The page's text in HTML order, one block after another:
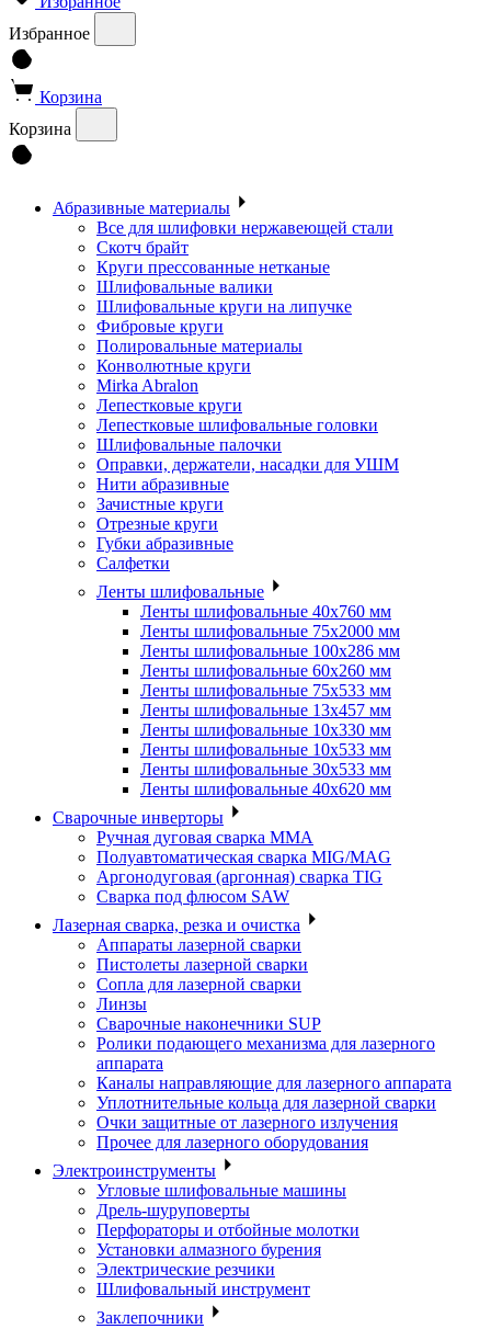
Избранное
Корзина
Корзина
Абразивные материалы
Все для шлифовки нержавеющей стали
Скотч брайт
Круги прессованные нетканые
Шлифовальные валики
Шлифовальные круги на липучке
Фибровые круги
Полировальные материалы
Конволютные круги
Mirka Abralon
Лепестковые круги
Лепестковые шлифовальные головки
Шлифовальные палочки
Оправки, держатели, насадки для УШМ
Нити абразивные
Зачистные круги
Отрезные круги
Губки абразивные
Салфетки
Ленты шлифовальные
Ленты шлифовальные 40х760 мм
Ленты шлифовальные 75х2000 мм
Ленты шлифовальные 100х286 мм
Ленты шлифовальные 60х260 мм
Ленты шлифовальные 75х533 мм
Ленты шлифовальные 13х457 мм
Ленты шлифовальные 10х330 мм
Ленты шлифовальные 10х533 мм
Ленты шлифовальные 30х533 мм
Ленты шлифовальные 40х620 мм
Сварочные инверторы
Ручная дуговая сварка MMA
Полуавтоматическая сварка MIG/MAG
Аргонодуговая (аргонная) сварка TIG
Сварка под флюсом SAW
Лазерная сварка, резка и очистка
Аппараты лазерной сварки
Пистолеты лазерной сварки
Сопла для лазерной сварки
Линзы
Сварочные наконечники SUP
Ролики подающего механизма для лазерного
аппарата
Каналы направляющие для лазерного аппарата
Уплотнительные кольца для лазерной сварки
Очки защитные от лазерного излучения
Прочее для лазерного оборудования
Электроинструменты
Угловые шлифовальные машины
Дрель-шуруповерты
Перфораторы и отбойные молотки
Установки алмазного бурения
Электрические резчики
Шлифовальный инструмент
Заклепочники